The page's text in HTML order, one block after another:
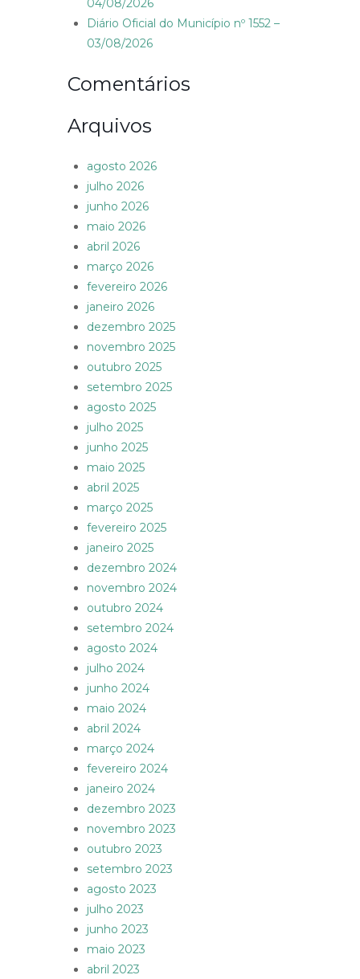
04/08/2026
Diário Oficial do Município nº 1552 –
03/08/2026
Comentários
Arquivos
agosto 2026
julho 2026
junho 2026
maio 2026
abril 2026
março 2026
fevereiro 2026
janeiro 2026
dezembro 2025
novembro 2025
outubro 2025
setembro 2025
agosto 2025
julho 2025
junho 2025
maio 2025
abril 2025
março 2025
fevereiro 2025
janeiro 2025
dezembro 2024
novembro 2024
outubro 2024
setembro 2024
agosto 2024
julho 2024
junho 2024
maio 2024
abril 2024
março 2024
fevereiro 2024
janeiro 2024
dezembro 2023
novembro 2023
outubro 2023
setembro 2023
agosto 2023
julho 2023
junho 2023
maio 2023
abril 2023